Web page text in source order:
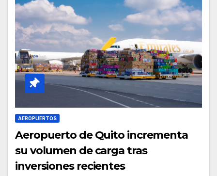
AEROPUERTOS
Aeropuerto de Quito incrementa
su volumen de carga tras
inversiones recientes